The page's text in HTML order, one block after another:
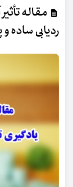
مقاله
ردیابی ساده